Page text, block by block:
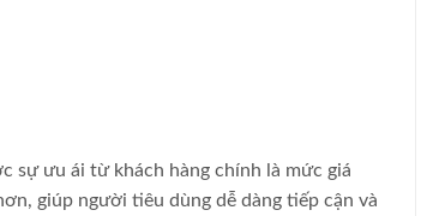
sự ưu ái từ khách hàng chính là mức giá
giúp người tiêu dùng dễ dàng tiếp cận và